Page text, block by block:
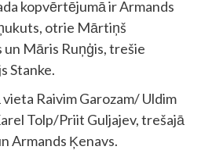
kopvērtējumā ir Armands
otrie Mārtiņš
Māris Ruņģis, trešie
Stanke.
Raivim Garozam/ Uldim
Tolp/Priit Guljajev, trešajā
Armands Ķenavs.